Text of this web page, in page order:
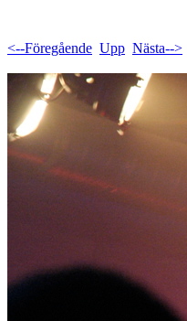
<--Föregående Upp Nästa-->